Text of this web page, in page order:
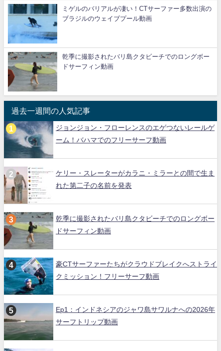
ミゲルのバリアルが凄い！CTサーファー多数出演の
ブラジルのウェイブプール動画
乾季に撮影されたバリ島クタビーチでのロングボー
ドサーフィン動画
過去一週間の人気記事
ジョンジョン・フローレンスのエゲつないレールゲ
ーム！バハマでのフリーサーフ動画
ケリー・スレーターがカラニ・ミラーとの間で生ま
れた第二子の名前を発表
乾季に撮影されたバリ島クタビーチでのロングボー
ドサーフィン動画
豪CTサーファーたちがクラウドブレイクへストライ
クミッション！フリーサーフ動画
Ep1：インドネシアのジャワ島サワルナへの2026年
サーフトリップ動画